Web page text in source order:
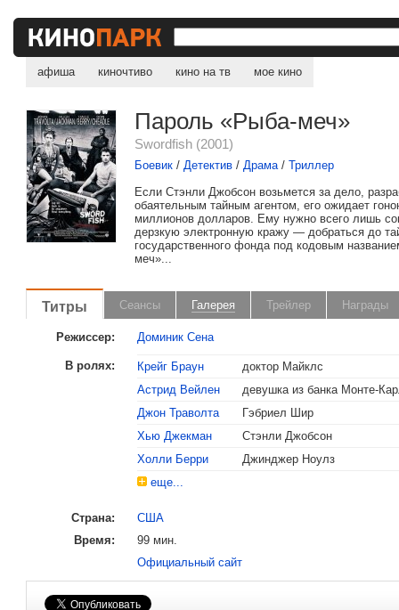
афиша киночтиво кино на тв мое кино
Пароль «Рыба-меч»
Swordfish (2001)
Боевик /Детектив /Драма/Триллер
Если Стэнли Джобсон возьмется за дело,
обаятельным тайным агентом, его ожидает
миллионов долларов. Ему нужно всего лишь
дерзкую электронную кражу — добраться до
государственного фонда под кодовым
меч»...
Титры Сеансы Галерея Трейлер Награды
Режиссер: Доминик Сена
В ролях: Крейг Браун
доктор Майклс
Астрид Вейлен
девушка из банка Монте-
Джон Траволта
Гэбриел Шир
Хью Джекман
Стэнли Джобсон
Холли Берри
Джинджер Ноулз
еще...
Страна:
США
Время:
99 мин.
Официальный сайт